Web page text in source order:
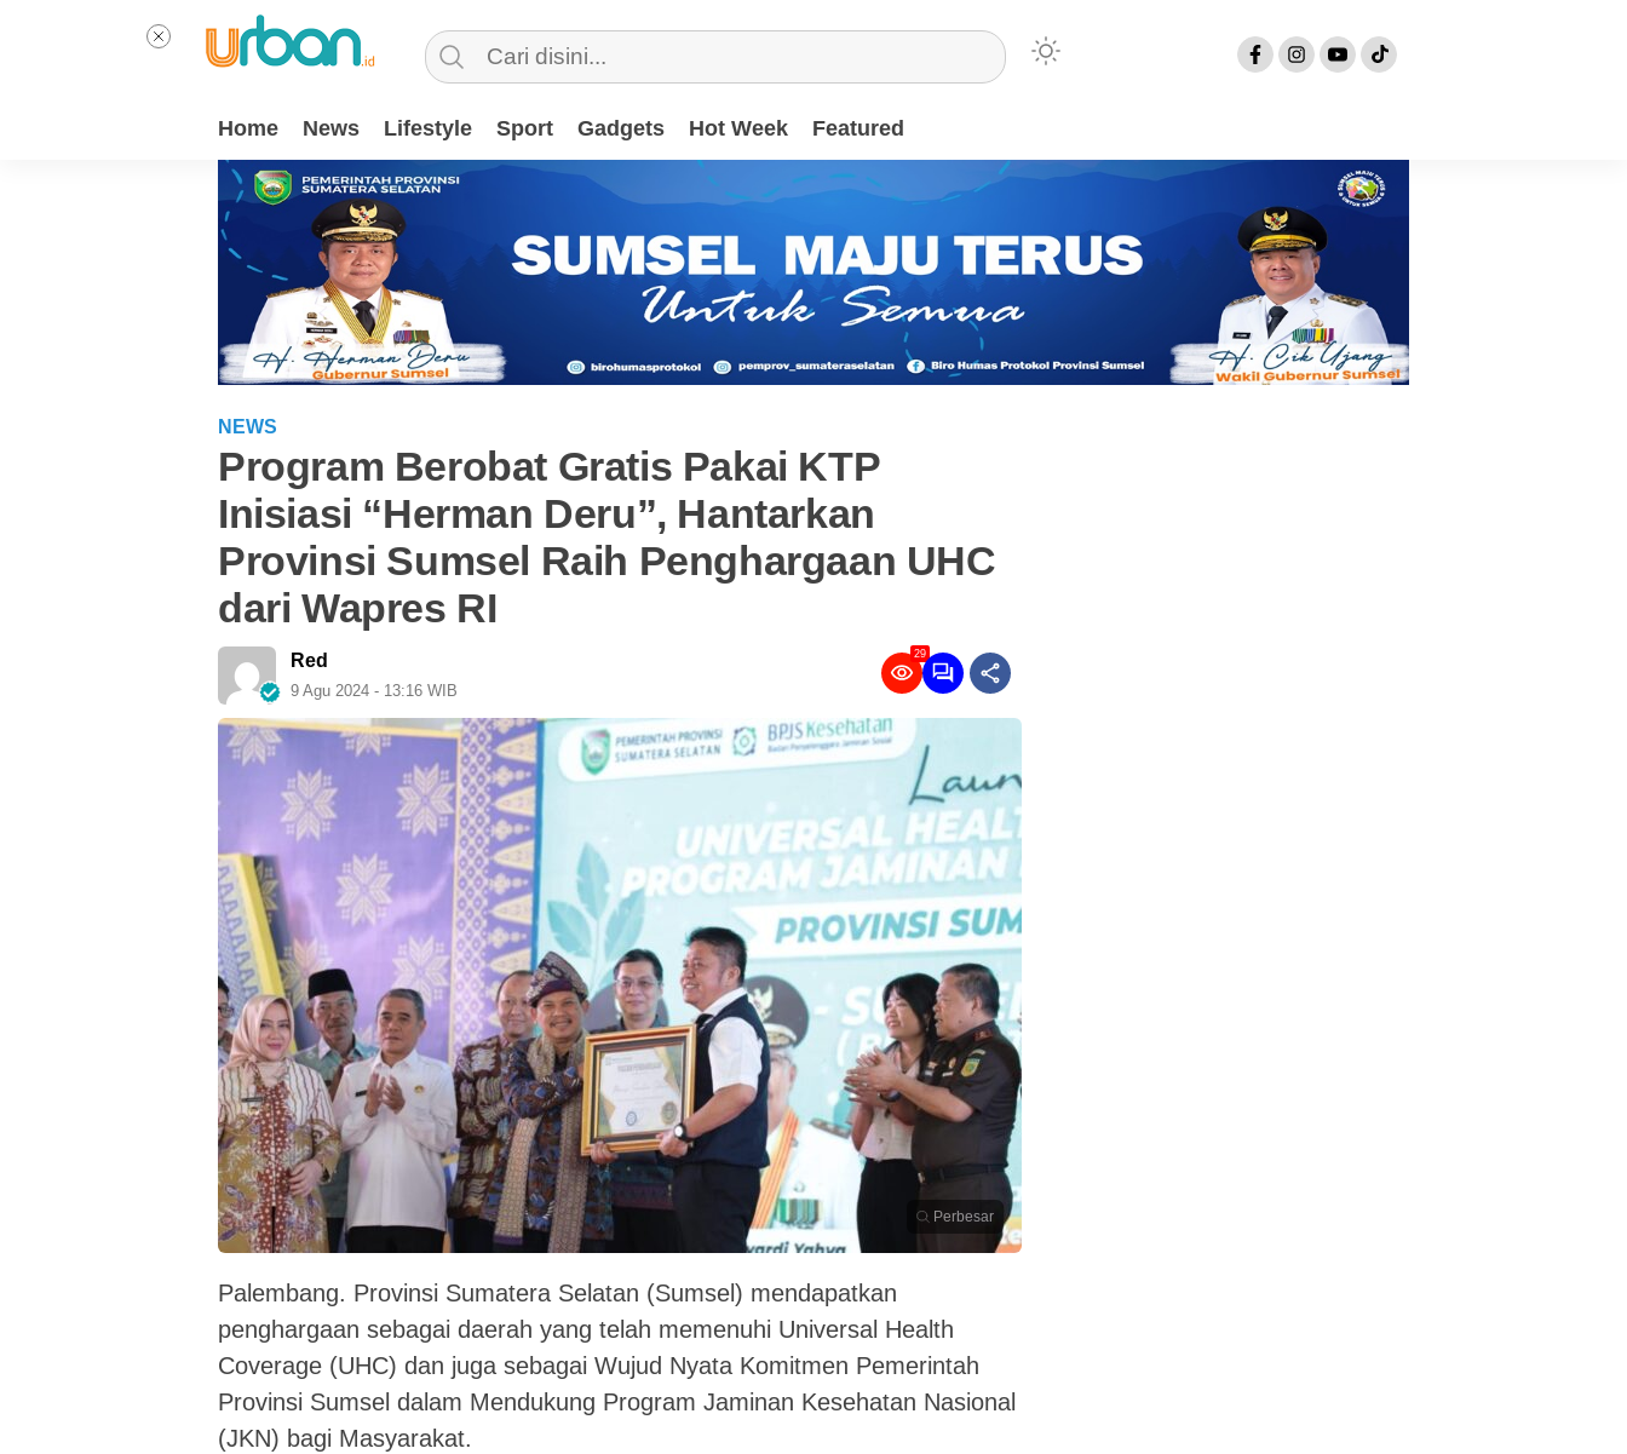
Home News Lifestyle Sport Gadgets Hot Week Featured
NEWS
Program Berobat Gratis Pakai KTP
Inisiasi “Herman Deru”, Hantarkan
Provinsi Sumsel Raih Penghargaan UHC
dari Wapres RI
Red
9 Agu 2024 - 13:16 WIB
29
Perbesar
Palembang. Provinsi Sumatera Selatan (Sumsel) mendapatkan
penghargaan sebagai daerah yang telah memenuhi Universal Health
Coverage (UHC) dan juga sebagai Wujud Nyata Komitmen Pemerintah
Provinsi Sumsel dalam Mendukung Program Jaminan Kesehatan Nasional
(JKN) bagi Masyarakat.